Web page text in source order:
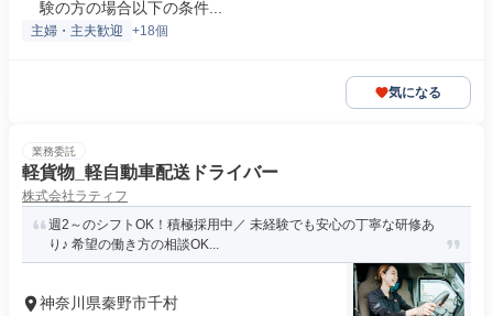
験の方の場合以下の条件...
主婦・主夫歓迎 +18個
気になる
業務委託
軽貨物_軽自動車配送ドライバー
株式会社ラティフ
週2～のシフトOK！積極採用中／ 未経験でも安心の丁寧な研修あ
り♪ 希望の働き方の相談OK...
神奈川県秦野市千村